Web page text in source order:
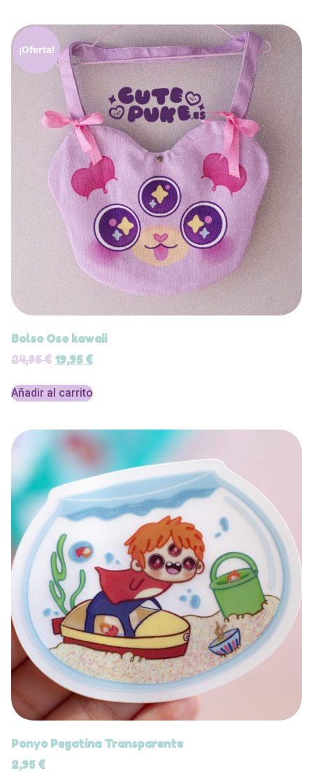
¡Oferta!
Bolso Oso kawaii
24,95€ 19,95 €
Añadir al carrito
Ponyo Pegatina Transparente
2,95 €